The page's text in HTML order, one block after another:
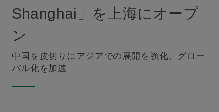
Shanghai」を上海にオープ
ン
中国を皮切りにアジアでの展開を強化、グロー
バル化を加速